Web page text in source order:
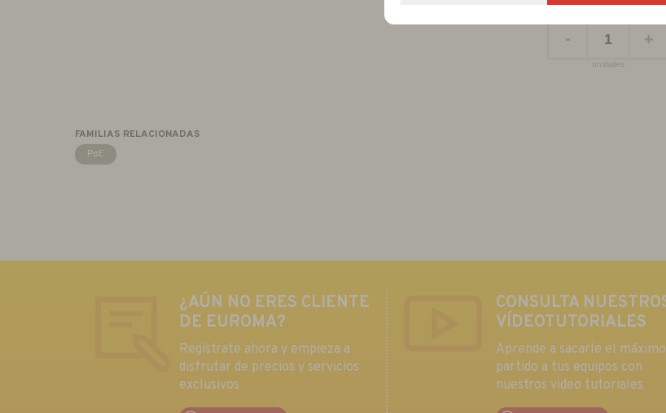
-
unidades
+
FAMILIAS RELACIONADAS
PoE
¿AÚN NO ERES CLIENTE
DE EUROMA?
Regístrate ahora y empieza a
disfrutar de precios y servicios
exclusivos
CONSULTA
VÍDEOTUTORIALES
Aprende a sacarle el máximo
partido a tus equipos con
nuestros video tutoriales